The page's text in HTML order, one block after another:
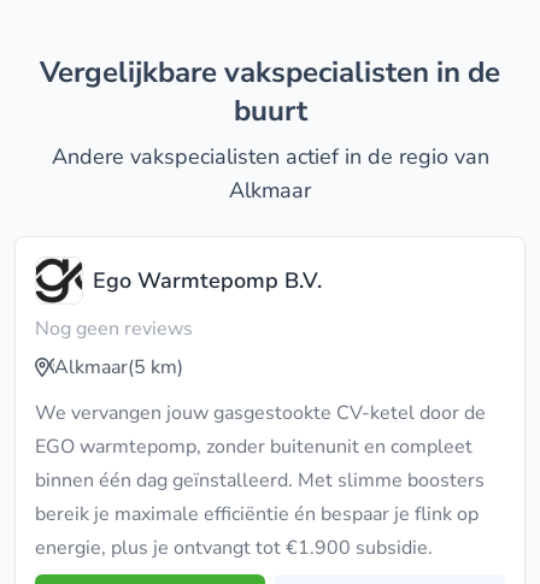
Vergelijkbare vakspecialisten in de
buurt
Andere vakspecialisten actief in de regio van
Alkmaar
Ego Warmtepomp B.V.
Nog geen reviews
Alkmaar(5 km)
We vervangen jouw gasgestookte CV-ketel door de
EGO warmtepomp, zonder buitenunit en compleet
binnen één dag geïnstalleerd. Met slimme boosters
bereik je maximale efficiëntie én bespaar je flink op
energie, plus je ontvangt tot €1.900 subsidie.